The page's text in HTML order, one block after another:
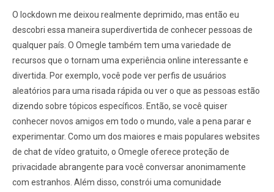
O lockdown me deixou realmente deprimido, mas então eu
descobri essa maneira superdivertida de conhecer pessoas de
qualquer país. O Omegle também tem uma variedade de
recursos que o tornam uma experiência online interessante e
divertida. Por exemplo, você pode ver perfis de usuários
aleatórios para uma risada rápida ou ver o que as pessoas estão
dizendo sobre tópicos específicos. Então, se você quiser
conhecer novos amigos em todo o mundo, vale a pena parar e
experimentar. Como um dos maiores e mais populares websites
de chat de vídeo gratuito, o Omegle oferece proteção de
privacidade abrangente para você conversar anonimamente
com estranhos. Além disso, constrói uma comunidade